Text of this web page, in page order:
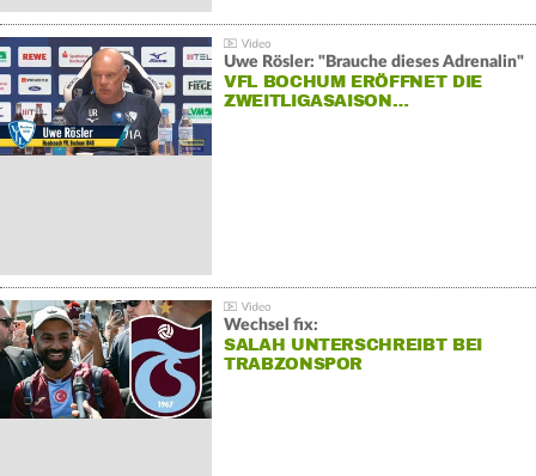
Uwe Rösler: "Brauche dieses Adrenalin"
VFL BOCHUM ERÖFFNET DIE
ZWEITLIGASAISON…
Wechsel fix:
SALAH UNTERSCHREIBT BEI
TRABZONSPOR